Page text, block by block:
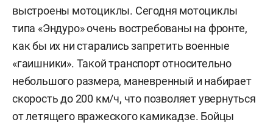
выстроены мотоциклы. Сегодня мотоциклы
типа «Эндуро» очень востребованы на фронте,
как бы их ни старались запретить военные
«гаишники». Такой транспорт относительно
небольшого размера, маневренный и набирает
скорость до 200 км/ч, что позволяет увернуться
от летящего вражеского камикадзе. Бойцы